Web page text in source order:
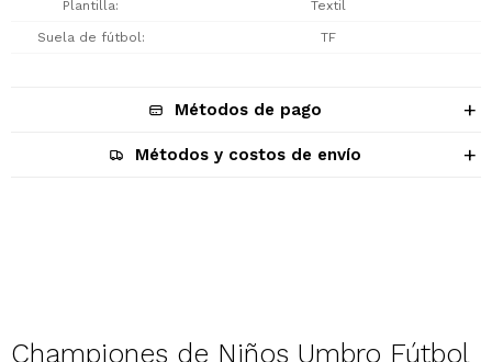
Plantilla Textil
Suela de fútbol TF
Métodos de pago
Métodos y costos de envío
Championes de Niños Umbro Fútbol